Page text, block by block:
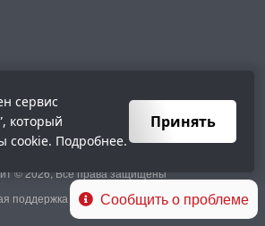
Сообщить о проблеме
© 2026, Все права защищены
поддержка сайта -wiserv.ru
сервис
который
cookie. Подробнее.
Принять